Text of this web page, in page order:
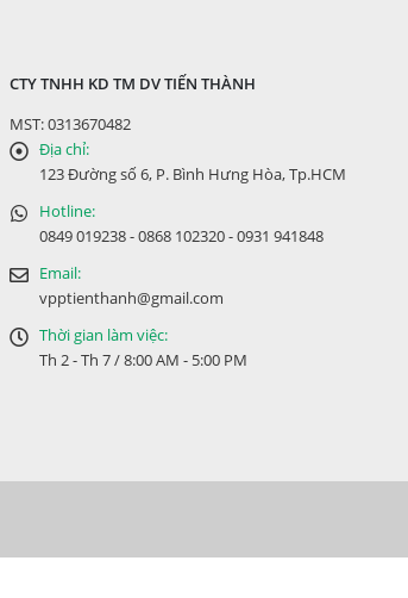
CTY TNHH KD TM DV TIẾN THÀNH
MST: 0313670482
Địa chỉ:
123 Đường số 6, P. Bình Hưng Hòa, Tp.HCM
Hotline:
0849 019238 - 0868 102320 - 0931 941848
Email:
vpptienthanh@gmail.com
Thời gian làm việc:
Th 2 - Th 7 / 8:00 AM - 5:00 PM